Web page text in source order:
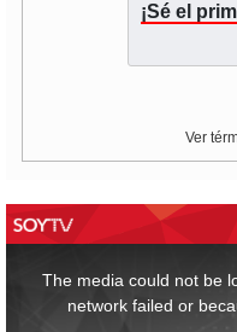
¡Sé el
Ver
The media could not be
network failed or